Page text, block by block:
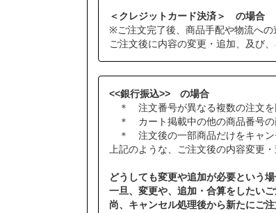
＜クレジットカード決済＞ の場合
※ご注文完了後、商品手配や物流への
ご注文後に内容の変更・追加、及び
<<銀行振込>> の場合
＊ 注文番号が異なる複数の注文を
＊ カート掲載中の他の商品番号の
＊ 注文後の一部商品だけをキャン
上記のような、ご注文後の内容変更・
どうしても変更や追加が必要という場
一旦、変更や、追加・合算をしたい
尚、キャンセル処理後から新たにご注